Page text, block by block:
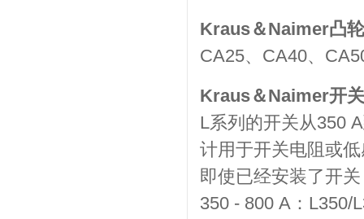
Kraus＆Naimer凸
CA25、CA40、
Kraus＆Naimer开关
L系列的开关从350
计用于开关电阻或
即使已经安装了开
350 - 800 A：L350/